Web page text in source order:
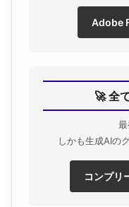
Adobe
🚀 全
しかも生成AIの
コンプリ